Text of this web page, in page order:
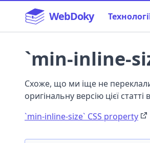
WebDoky
`min-inline-
Схоже, що ми іще не
оригінальну версію цієї статті
`min-inline-size` CSS property